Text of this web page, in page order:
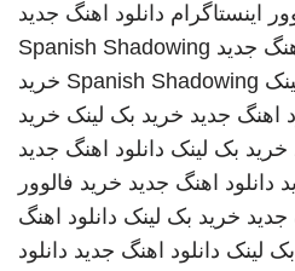
اینستاگرام دانلود اهنگ جدید
جدید Spanish Shadowing
Spanish Shadowing خرید
اهنگ جدید خرید بک لینک خرید
خرید بک لینک دانلود اهنگ جدید
دانلود اهنگ جدید خرید فالوور
جدید خرید بک لینک دانلود اهنگ
لینک دانلود اهنگ جدید دانلود